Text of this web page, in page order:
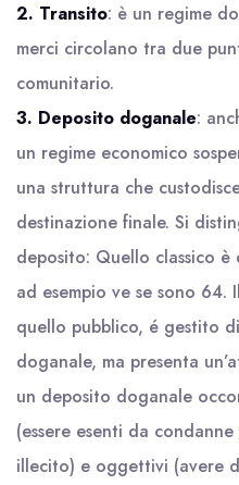
2. Transito: è un regime
merci circolano tra due
comunitario.
3. Deposito doganale:
un regime economico
una struttura che
destinazione finale. Si
deposito: Quello classico
ad esempio ve se sono
quello pubblico, é gestito
doganale, ma presenta
un deposito doganale
(essere esenti da
illecito) e oggettivi (avere